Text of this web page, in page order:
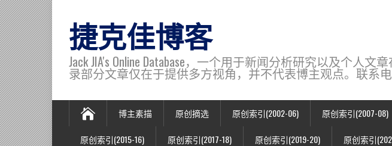
捷克佳博客
Jack JIA's Online Database，一个用于新闻分析研究以及个人
录部分文章仅在于提供多方视角，并不代表博主观点。联系电
博主素描 原创摘选 原创索引(2002-06) 原创索引(2007-08)
原创索引(2015-16) 原创索引(2017-18) 原创索引(2019-20) 原创索引